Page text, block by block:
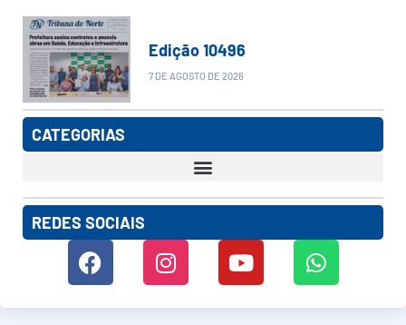
Edição 10496
7 DE AGOSTO DE 2026
CATEGORIAS
REDES SOCIAIS